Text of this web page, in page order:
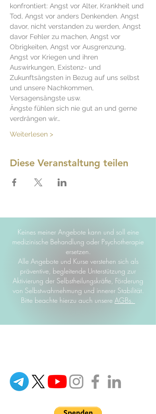
konfrontiert: Angst vor Alter, Krankheit und
Tod, Angst vor anders Denkenden. Angst
davor, nicht verstanden zu werden, Angst
davor Fehler zu machen, Angst vor
Obrigkeiten, Angst vor Ausgrenzung,
Angst vor Kriegen und ihren
Auswirkungen, Existenz- und
Zukunftsängsten in Bezug auf uns selbst
und unsere Nachkommen,
Versagensängste usw.
Ängste fühlen sich nie gut an und gerne
verdrängen wir…
Weiterlesen >
Diese Veranstaltung teilen
Keines meiner Angebote kann und soll eine
medizinische Behandlung oder Psychotherapie
ersetzen.
Alle Angebote und Kurse verstehen sich als
präventive, begleitende Unterstützung zur
Aktivierung der Selbstheilungskräfte, Förderung
von Selbstwahrnehmung und innerer Stabilität.
Bitte beachte hierzu auch unsere AGBs.